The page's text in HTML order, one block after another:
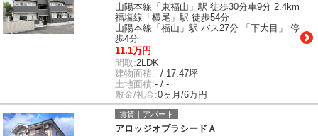
山陽本線「東福山」駅 徒歩30分車9分 2.4km
福塩線「横尾」駅 徒歩54分
山陽本線「福山」駅 バス27分 「下大目」 停
歩4分
11.1万円
間取:2LDK
建物面積:- / 17.47坪
土地面積:- / -
敷金/礼金:0ヶ月/6万円
賃貸｜アパート
アロッジオプラシードＡ